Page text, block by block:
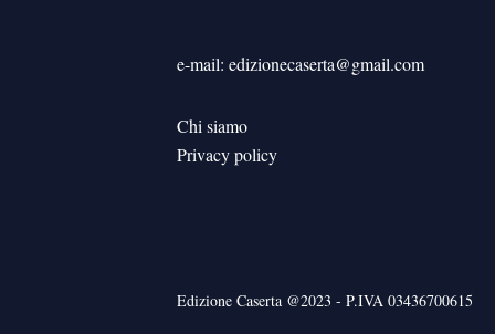
e-mail: edizionecaserta@gmail.com
Chi siamo
Privacy policy
Edizione Caserta @2023 - P.IVA 03436700615